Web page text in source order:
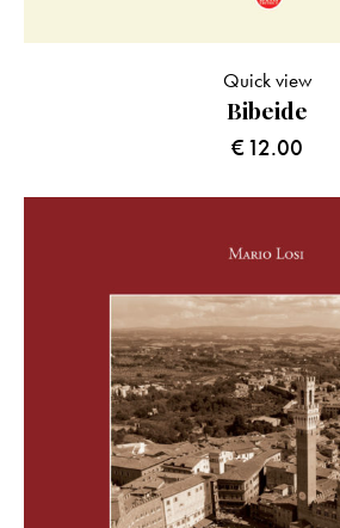
Bibeide
€12.00
Quick view